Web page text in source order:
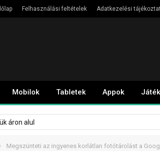
Felhasználási feltételek Adatkezelési
Mobilok Tabletek Appok
áron alul
Megszünteti az ingyenes korlátlan fotótárolást a